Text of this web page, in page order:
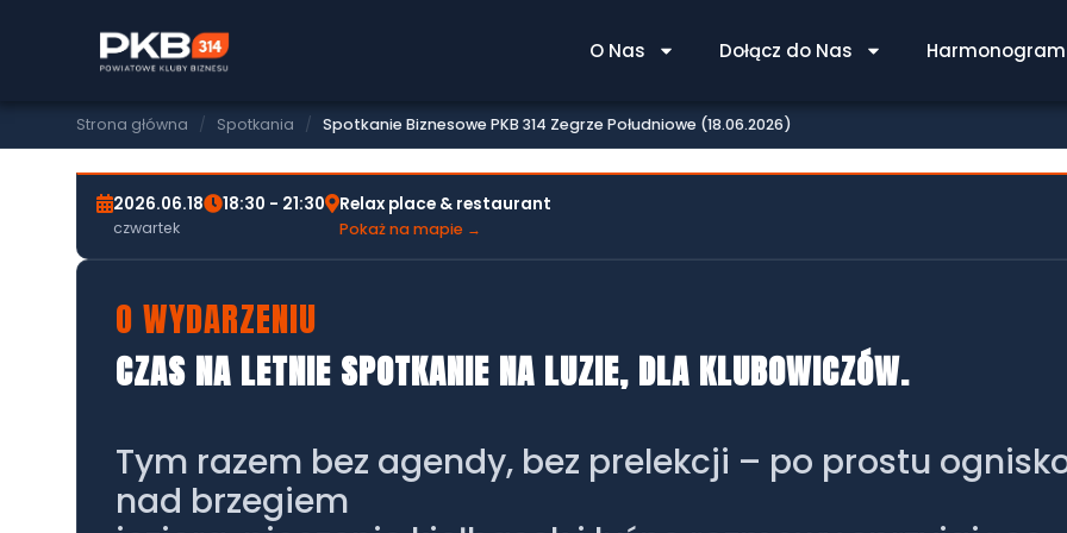
O Nas Dołącz do Nas
Strona główna / Spotkania / Spotkanie Biznesowe PKB 314 Zegrze Południowe (18.06.2026)
SPOTKANIE BIZNESOWE PKB 314 ZEGRZE POŁUDNIOWE
(18.06.2026)
2026.06.18
czwartek
18:30 - 21:30 Relax place & restaurant
Pokaż na mapie →
O WYDARZENIU
CZAS NA LETNIE SPOTKANIE NA LUZIE, DLA KLUBOWICZÓW.
Tym razem bez agendy, bez prelekcji – po prostu
nad brzegiem